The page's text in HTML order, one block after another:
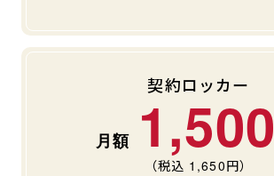
契約ロッカー
1,500
（税込 1,650円）